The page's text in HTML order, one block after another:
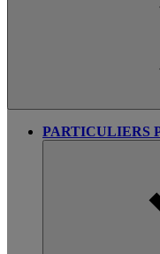
PARTICULIERS